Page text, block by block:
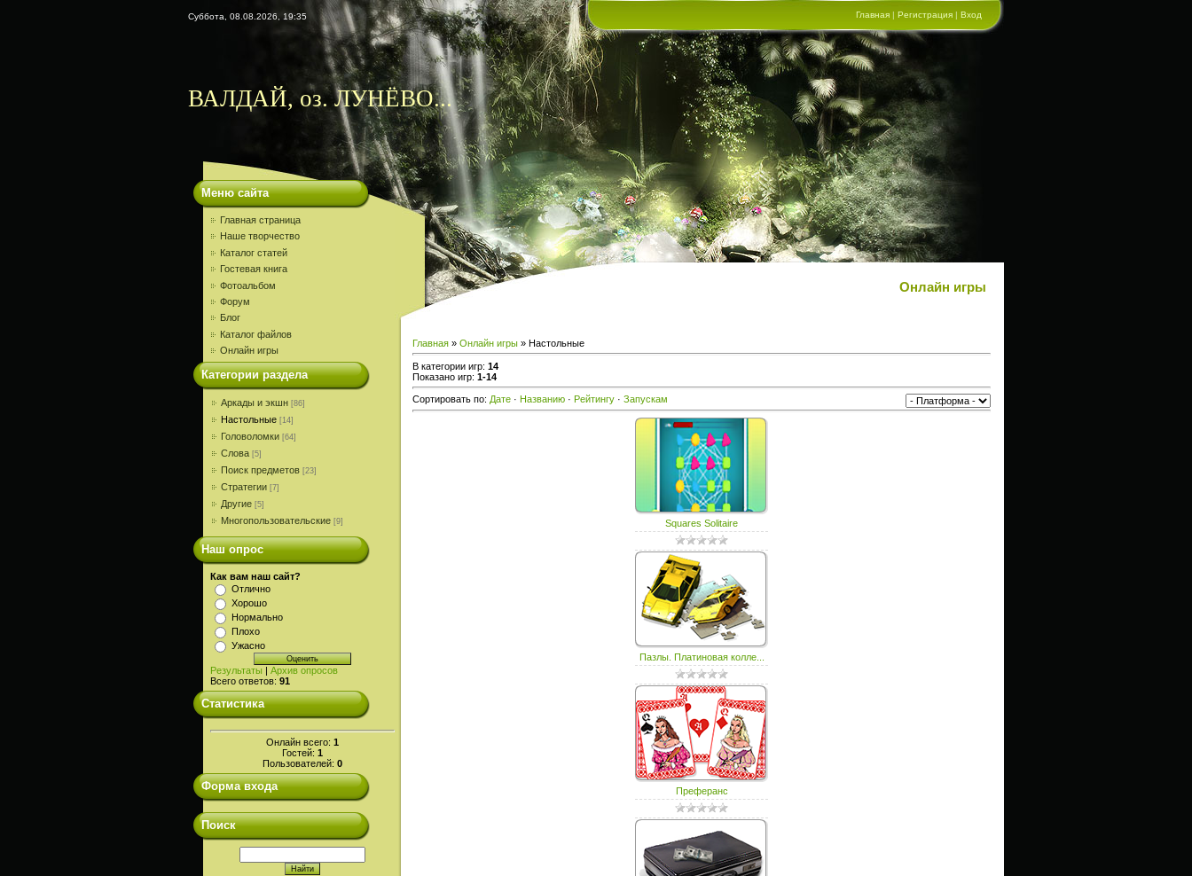
Суббота, 08.08.2026, 19:35 Главная | Регистрация | Вход
ВАЛДАЙ, оз. ЛУНЁВО...
Меню сайта
Главная страница
Наше творчество
Каталог статей
Гостевая книга
Фотоальбом
Форум
Блог
Каталог файлов
Онлайн игры
Категории раздела
Аркады и экшн [86]
Настольные [14]
Головоломки [64]
Слова [5]
Поиск предметов [23]
Стратегии [7]
Другие [5]
Многопользовательские [9]
Наш опрос
Как вам наш сайт?
Отлично
Хорошо
Нормально
Плохо
Ужасно
Результаты | Архив опросов
Всего ответов: 91
Статистика
Онлайн всего: 1
Гостей: 1
Пользователей: 0
Форма входа
Поиск
Онлайн игры
Главная » Онлайн игры » Настольные
В категории игр: 14
Показано игр: 1-14
Сортировать по: Дате · Названию · Рейтингу · Запускам
Squares Solitaire
Пазлы. Платиновая колле...
Преферанс